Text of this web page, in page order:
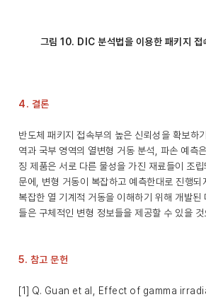
그림 10. DIC 분석법을 이용한 패키지 접
4. 결론
반도체 패키지 접속부의 높은 신뢰성을 확보하
역과 국부 영역의 열변형 거동 분석, 파손 예측
징 제품은 서로 다른 물성을 가진 재료들이 조
문에, 변형 거동이 복잡하고 예측한대로 진행되
복잡한 열 기계적 거동을 이해하기 위해 개발된
들은 구체적인 변형 정보들을 제공할 수 있을
5. 참고 문헌
[1] Q. Guan et al, Effect of gamma